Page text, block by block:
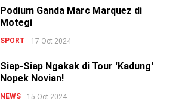
Podium Ganda Marc Marquez di
Motegi
SPORT 17 Oct 2024
Siap-Siap Ngakak di Tour 'Kadung'
Nopek Novian!
NEWS 15 Oct 2024